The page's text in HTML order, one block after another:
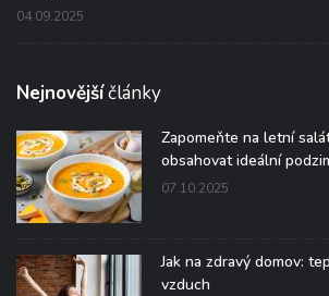
04.09.2025
Nejnovějšíčlánky
Zapomeňte na letní
obsahovat ideální
07.10.2025
Jak na zdravý domov:
vzduch